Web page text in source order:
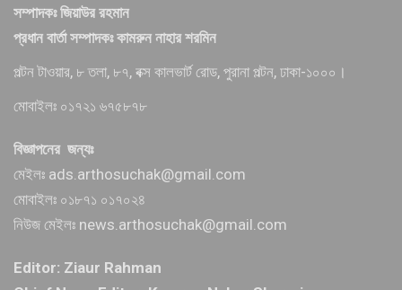
সম্পাদকঃ জিয়াউর রহমান
প্রধান বার্তা সম্পাদকঃ কামরুন নাহার শরমিন
পল্টন টাওয়ার, ৮ তলা, ৮৭, বক্স কালভার্ট রোড, পুরানা পল্টন, ঢাকা-১০০০।
মোবাইলঃ ০১৭২১ ৬৭৫৮৭৮
বিজ্ঞাপনের জন্যঃ
মেইলঃ ads.arthosuchak@gmail.com
মোবাইলঃ ০১৮৭১ ০১৭০২৪
নিউজ মেইলঃ news.arthosuchak@gmail.com
Editor: Ziaur Rahman